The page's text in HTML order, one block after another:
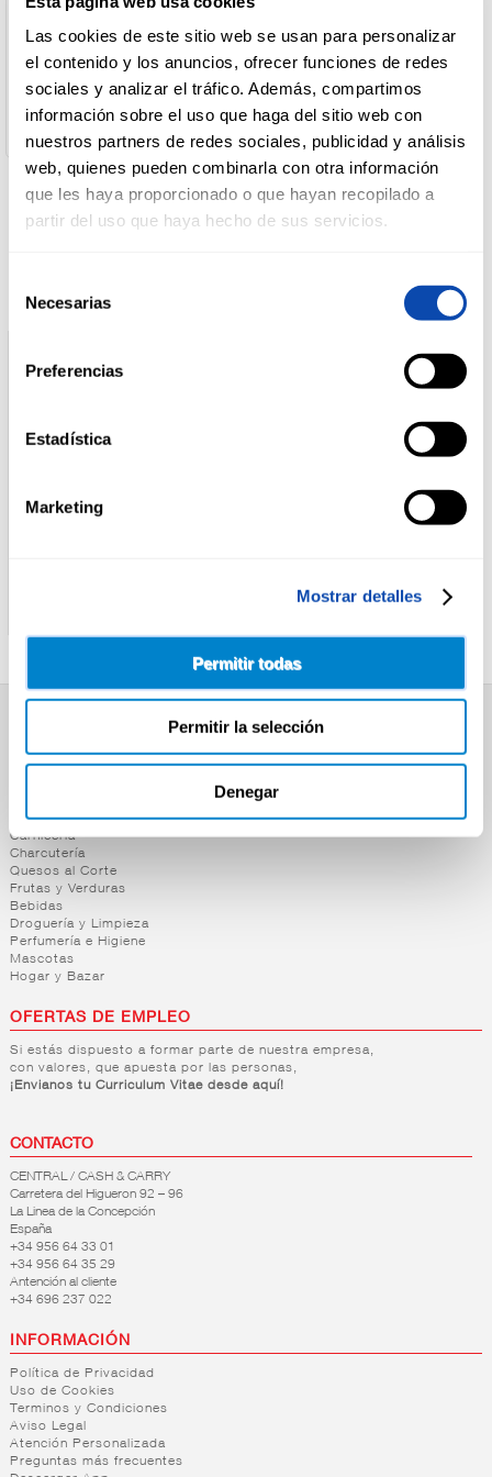
Las cookies de este sitio web se usan para personalizar
el contenido y los anuncios, ofrecer funciones de redes
sociales y analizar el tráfico. Además, compartimos
información sobre el uso que haga del sitio web con
nuestros partners de redes sociales, publicidad y análisis
web, quienes pueden combinarla con otra información
que les haya proporcionado o que hayan recopilado a
partir del uso que haya hecho de sus servicios.
Necesarias
Preferencias
Estadística
Marketing
Mostrar detalles
Permitir todas
Permitir la selección
Denegar
Y LIMPIEZA
E HIGIENE
Nombre de Operador:
Dirección del Operador:
P.I. de Xarás - Avda. Ramiro Carregal Rey, Parcela 29 15969
Ribeira A Coruña España
Peso escurrido:
168 gr
Productos relacionados
ATUN CLARO A/OLIVA
Alimentación
Congelados
Carnicería
Charcutería
Quesos al Corte
Frutas y Verduras
Bebidas
Droguería y Limpieza
Perfumería e Higiene
Mascotas
Hogar y Bazar
OFERTAS DE EMPLEO
Si estás dispuesto a formar parte de nuestra empresa,
con valores, que apuesta por las personas,
¡Envianos tu Curriculum Vitae desde aquí!
CONTACTO
CENTRAL / CASH & CARRY
Carretera del Higueron 92 – 96
La Linea de la Concepción
España
+34 956 64 33 01
+34 956 64 35 29
Antención al cliente
+34 696 237 022
INFORMACIÓN
Política de Privacidad
Uso de Cookies
Terminos y Condiciones
Aviso Legal
Atención Personalizada
Preguntas más frecuentes